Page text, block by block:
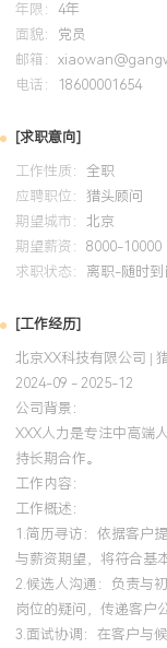
年限： 4年
面貌： 党员
邮箱：
电话：
18600001654
[求职意向]
工作性质： 全职
应聘职位： 猎头顾问
期望城市： 北京
期望薪资： 8000-10000
求职状态： 离职-随时到
[工作经历]
北京XX科技有限公司 |
2024-09 - 2025-12
公司背景：
XXX人力是专注中高端
持长期合作。
工作内容：
工作概述：
1.简历寻访：依据客户
与薪资期望，将符合基
2.候选人沟通：负责与
岗位的疑问，传递客户
3.面试协调：在客户与